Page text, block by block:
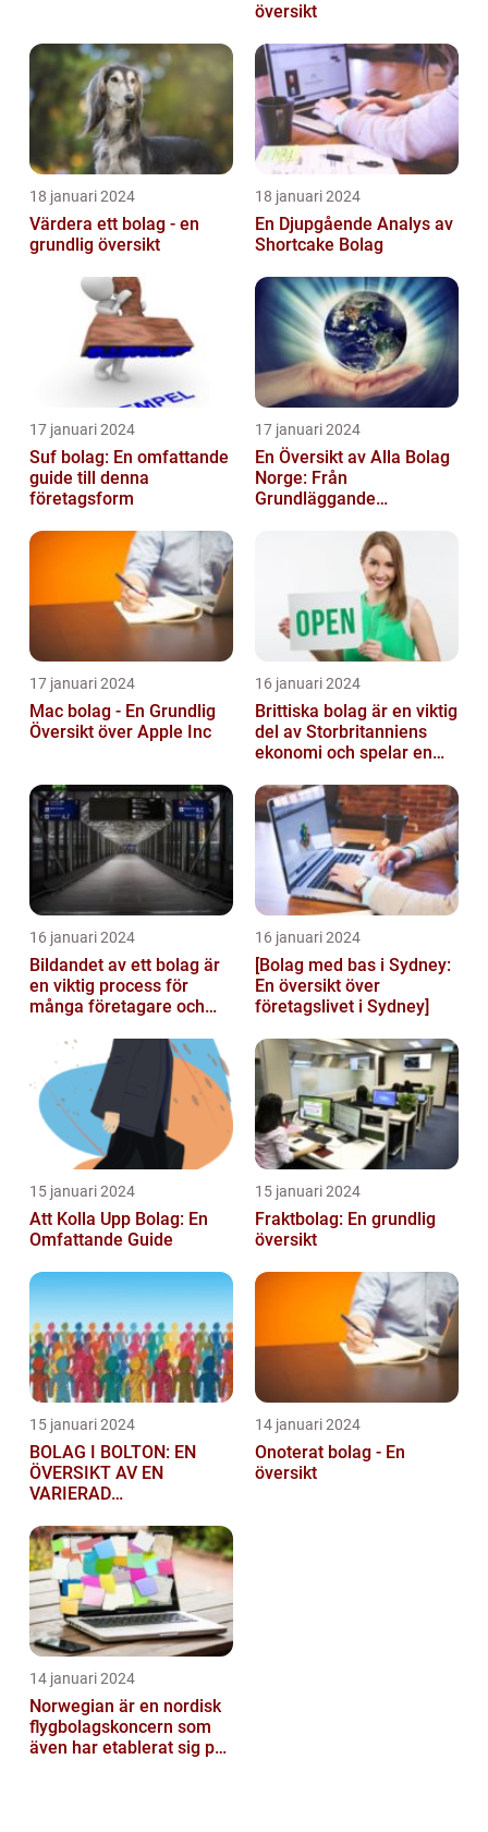
översikt
18 januari 2024
Värdera ett bolag - en
grundlig översikt
18 januari 2024
En Djupgående Analys av
Shortcake Bolag
17 januari 2024
Suf bolag: En omfattande
guide till denna
företagsform
17 januari 2024
En Översikt av Alla Bolag
Norge: Från
Grundläggande
Kvantitativa Mätningar
17 januari 2024
Mac bolag - En Grundlig
Översikt över Apple Inc
16 januari 2024
Brittiska bolag är en viktig
del av Storbritanniens
ekonomi och spelar en
landets...
16 januari 2024
Bildandet av ett bolag är
en viktig process för
många företagare och
starta ...
16 januari 2024
[Bolag med bas i Sydney:
En översikt över
företagslivet i Sydney]
15 januari 2024
Att Kolla Upp Bolag: En
Omfattande Guide
15 januari 2024
Fraktbolag: En grundlig
översikt
15 januari 2024
BOLAG I BOLTON: EN
ÖVERSIKT AV EN
VARIERAD
14 januari 2024
Onoterat bolag - En
översikt
14 januari 2024
Norwegian är en nordisk
flygbolagskoncern som
även har etablerat sig på